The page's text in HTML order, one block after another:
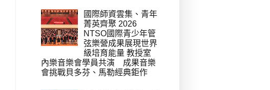
國際師資雲集、青年
菁英齊聚 2026
NTSO國際青少年管
弦樂營成果展現世界
級培育能量 教授室
內樂音樂會學員共演 成果音樂
會挑戰貝多芬、馬勒經典鉅作